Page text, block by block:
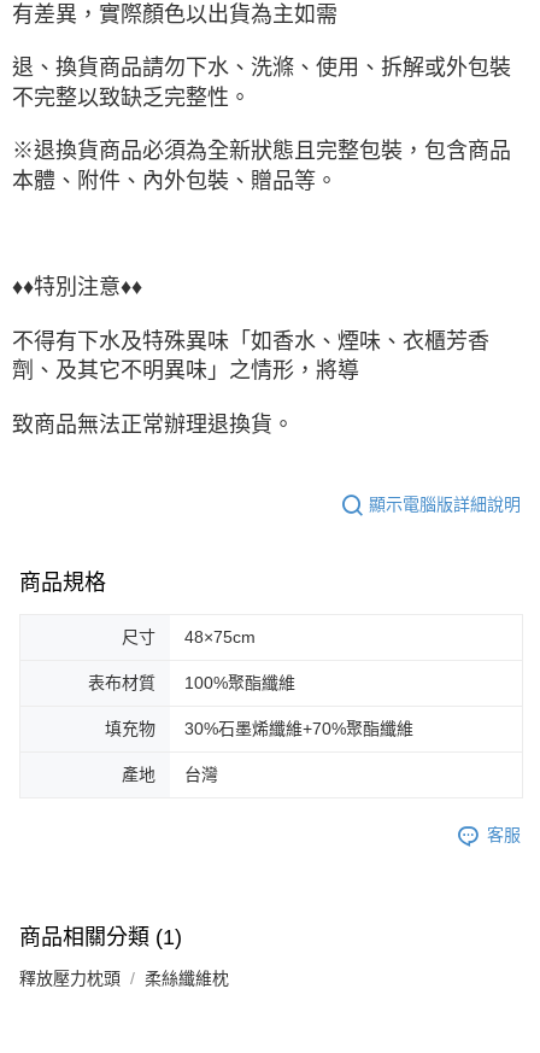
有差異，實際顏色以出貨為主如需
退、換貨商品請勿下水、洗滌、使用、拆解或外包裝
不完整以致缺乏完整性。
※退換貨商品必須為全新狀態且完整包裝，包含商品
本體、附件、內外包裝、贈品等。
♦♦特別注意♦♦
不得有下水及特殊異味「如香水、煙味、衣櫃芳香
劑、及其它不明異味」之情形，將導
致商品無法正常辦理退換貨。
顯示電腦版詳細說明
商品規格
尺寸 48×75cm
表布材質 100%聚酯纖維
填充物 30%石墨烯纖維+70%聚酯纖維
產地 台灣
客服
商品相關分類 (1)
釋放壓力枕頭 柔絲纖維枕